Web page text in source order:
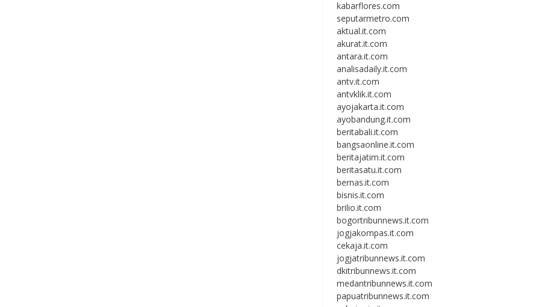
kabarflores.com
seputarmetro.com
aktual.it.com
akurat.it.com
antara.it.com
analisadaily.it.com
antv.it.com
antvklik.it.com
ayojakarta.it.com
ayobandung.it.com
beritabali.it.com
bangsaonline.it.com
beritajatim.it.com
beritasatu.it.com
bernas.it.com
bisnis.it.com
brilio.it.com
bogortribunnews.it.com
jogjakompas.it.com
cekaja.it.com
jogjatribunnews.it.com
dkitribunnews.it.com
medantribunnews.it.com
papuatribunnews.it.com